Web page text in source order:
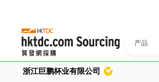
产品
浙江巨鹏杯业有限公司